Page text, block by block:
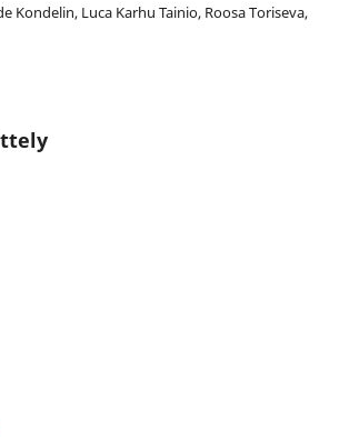
Kondelin, Luca Karhu Tainio, Roosa Toriseva,